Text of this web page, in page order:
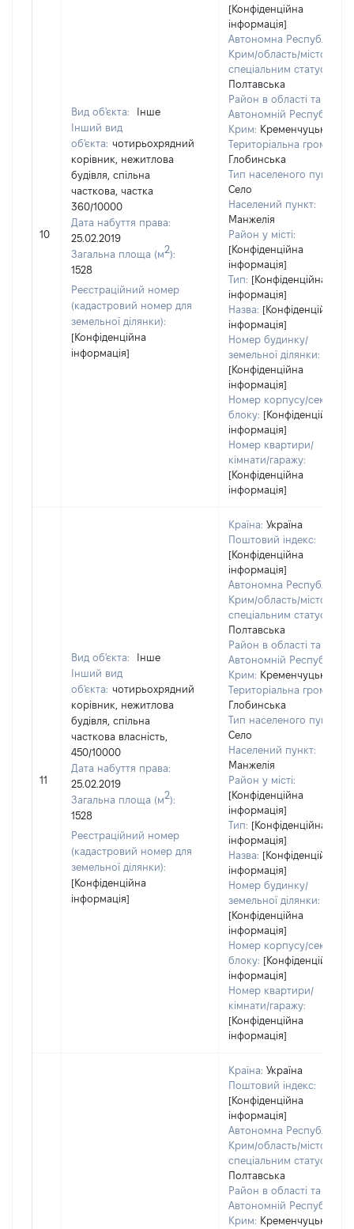
10
Вид об'єкта:
Інше
Інший вид
об'єкта: чотирьохрядний
корівник, нежитлова
будівля, спільна
часткова, частка
360/10000
Дата набуття права:
25.02.2019
Загальна площа (м2):
1528
Реєстраційний номер
(кадастровий номер для
земельної ділянки):
[Конфіденційна
інформація]
[Конфіденційна
інформація]
Автономна Республіка
Крим/область/місто зі
спеціальним статусом:
Полтавська
Район в області та
Автономній Республіці
Крим: Кременчуцький
Територіальна громада:
Глобинська
Тип населеного пункту:
Село
Населений пункт:
Манжелія
Район у місті:
[Конфіденційна
інформація]
Тип: [Конфіденційна
інформація]
Назва: [Конфіденційна
інформація]
Номер будинку/
земельної ділянки:
[Конфіденційна
інформація]
Номер корпусу/секції/
блоку: [Конфіденційна
інформація]
Номер квартири/
кімнати/гаражу:
[Конфіденційна
інформація]
11
Вид об'єкта:
Інше
Інший вид
об'єкта: чотирьохрядний
корівник, нежитлова
будівля, спільна
часткова власність,
450/10000
Дата набуття права:
25.02.2019
Загальна площа (м2):
1528
Реєстраційний номер
(кадастровий номер для
земельної ділянки):
[Конфіденційна
інформація]
Країна: Україна
Поштовий індекс:
[Конфіденційна
інформація]
Автономна Республіка
Крим/область/місто зі
спеціальним статусом:
Полтавська
Район в області та
Автономній Республіці
Крим: Кременчуцький
Територіальна громада:
Глобинська
Тип населеного пункту:
Село
Населений пункт:
Манжелія
Район у місті:
[Конфіденційна
інформація]
Тип: [Конфіденційна
інформація]
Назва: [Конфіденційна
інформація]
Номер будинку/
земельної ділянки:
[Конфіденційна
інформація]
Номер корпусу/секції/
блоку: [Конфіденційна
інформація]
Номер квартири/
кімнати/гаражу:
[Конфіденційна
інформація]
Країна: Україна
Поштовий індекс:
[Конфіденційна
інформація]
Автономна Республіка
Крим/область/місто зі
спеціальним статусом:
Полтавська
Район в області та
Автономній Республіці
Крим: Кременчуцький